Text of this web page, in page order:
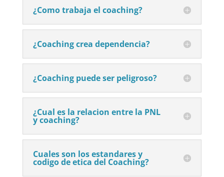
¿Como trabaja el coaching?
¿Coaching crea dependencia?
¿Coaching puede ser peligroso?
¿Cual es la relacion entre la PNL
y coaching?
Cuales son los estandares y
codigo de etica del Coaching?